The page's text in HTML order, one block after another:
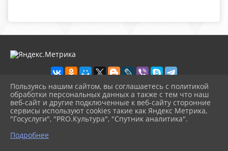
2026 г. novosb.sherbok.ru
Вход
Карта сайта
Политика обработки персональных данных
Пользуясь нашим сайтом, вы соглашаетесь с политикой
обработки персональных данных а также с тем что наш
веб-сайт и другие подключенные к веб-сайту сторонние
сервисы используют cookies такие как Яндекс Метрика,
"Госуслуги", "PRO.Культура", "Спутник аналитика".
Подробнее